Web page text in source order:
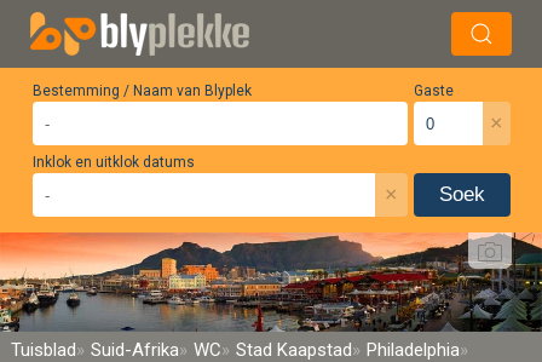
Bestemming / Naam van Blyplek Gaste
×
Inklok en uitklok datums
× Soek
Tuisblad Suid-Afrika WC Stad Kaapstad Philadelphia